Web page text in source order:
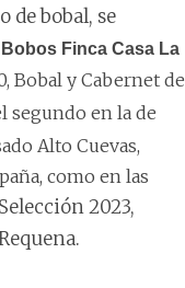
de bobal, se
Bobos Finca Casa La
Bobal y Cabernet de
segundo en la de
Alto Cuevas,
como en las
2023,